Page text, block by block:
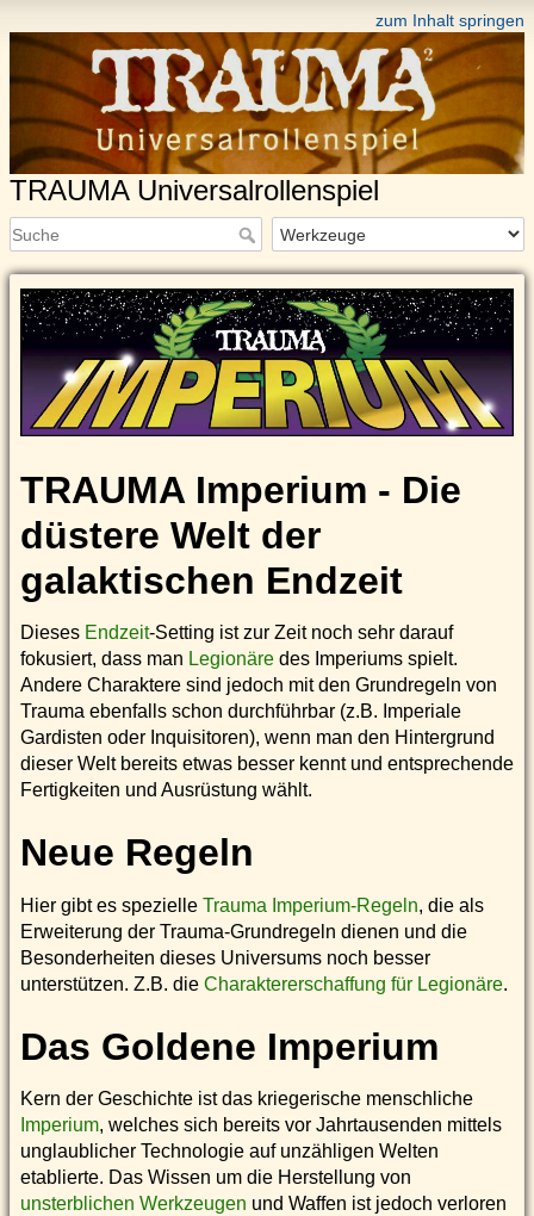
zum Inhalt springen
TRAUMA Universalrollenspiel
TRAUMA Imperium - Die
düstere Welt der
galaktischen Endzeit
Dieses Endzeit-Setting ist zur Zeit noch sehr darauf
fokusiert, dass man Legionäre des Imperiums spielt.
Andere Charaktere sind jedoch mit den Grundregeln von
Trauma ebenfalls schon durchführbar (z.B. Imperiale
Gardisten oder Inquisitoren), wenn man den Hintergrund
dieser Welt bereits etwas besser kennt und entsprechende
Fertigkeiten und Ausrüstung wählt.
Neue Regeln
Hier gibt es spezielle Trauma Imperium-Regeln, die als
Erweiterung der Trauma-Grundregeln dienen und die
Besonderheiten dieses Universums noch besser
unterstützen. Z.B. die Charaktererschaffung für Legionäre.
Das Goldene Imperium
Kern der Geschichte ist das kriegerische menschliche
Imperium, welches sich bereits vor Jahrtausenden mittels
unglaublicher Technologie auf unzähligen Welten
etablierte. Das Wissen um die Herstellung von
unsterblichen Werkzeugen und Waffen ist jedoch verloren